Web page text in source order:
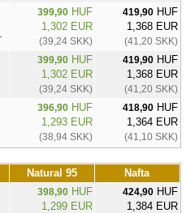
399,90HUF
1,302 EUR
(39,24 SKK)
419,90HUF
1,368 EUR
(41,20 SKK)
399,90HUF
1,302 EUR
(39,24 SKK)
419,90HUF
1,368 EUR
(41,20 SKK)
396,90HUF
1,293 EUR
(38,94 SKK)
418,90HUF
1,364 EUR
(41,10 SKK)
Natural 95 Nafta
398,90HUF
1,299 EUR
424,90HUF
1,384 EUR